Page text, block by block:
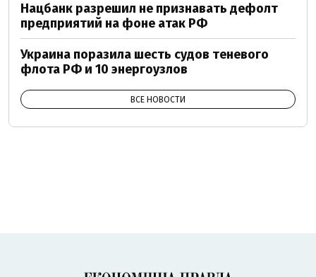
Нацбанк разрешил не признавать дефолт
предприятий на фоне атак РФ
Украина поразила шесть судов теневого
флота РФ и 10 энергоузлов
ВСЕ НОВОСТИ